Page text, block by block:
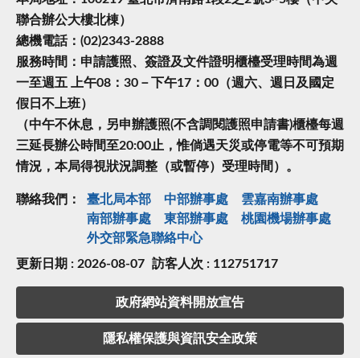
聯合辦公大樓北棟）
總機電話：(02)2343-2888
服務時間：申請護照、簽證及文件證明櫃檯受理時間為週
一至週五 上午08：30－下午17：00（週六、週日及國定
假日不上班）
（中午不休息，另申辦護照(不含調閱護照申請書)櫃檯每週
三延長辦公時間至20:00止，惟倘遇天災或停電等不可預期
情況，本局得視狀況調整（或暫停）受理時間）。
聯絡我們： 臺北局本部 中部辦事處
雲嘉南辦事處
南部辦事處
東部辦事處
桃園機場辦事處
外交部緊急聯絡中⼼
更新日期 : 2026-08-07 訪客人次 : 112751717
政府網站資料開放宣告
隱私權保護與資訊安全政策